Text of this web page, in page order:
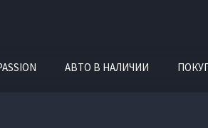
АВТО В НАЛИЧИИ